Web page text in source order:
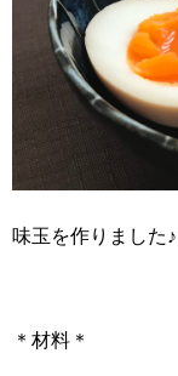
味玉を作りました♪
＊材料＊